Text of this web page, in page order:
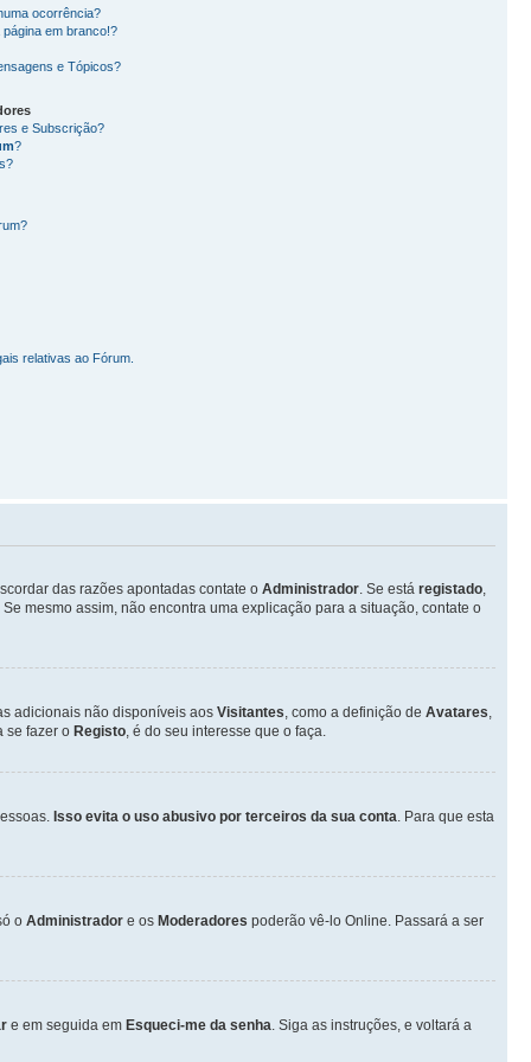
ocorrência?
em branco!?
e Tópicos?
e Subscrição?
?
relativas ao Fórum.
das razões apontadas contate o Administrador. Se está registado,
mesmo assim, não encontra uma explicação para a situação, contate o
adicionais não disponíveis aos Visitantes, como a definição de Avatares,
se fazer o Registo, é do seu interesse que o faça.
Isso evita o uso abusivo por terceiros da sua conta. Para que esta
o Administrador e os Moderadores poderão vê-lo Online. Passará a ser
e em seguida em Esqueci-me da senha. Siga as instruções, e voltará a